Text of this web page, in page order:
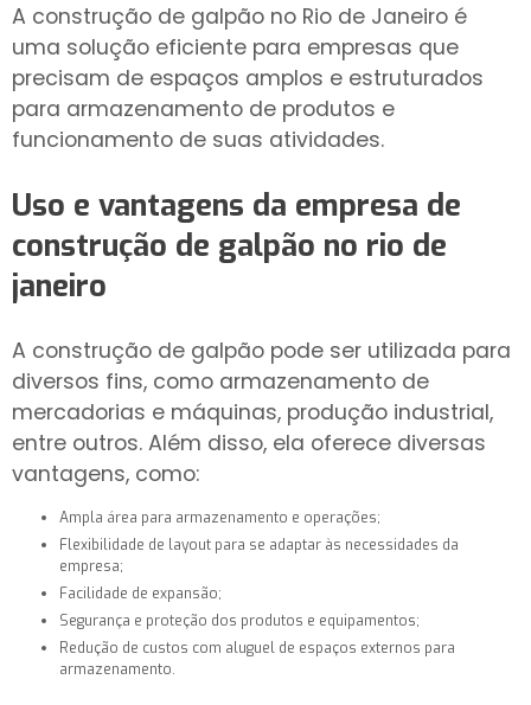
A construção de galpão no Rio de Janeiro é
uma solução eficiente para empresas que
precisam de espaços amplos e estruturados
para armazenamento de produtos e
funcionamento de suas atividades.
Uso e vantagens da empresa de
construção de galpão no rio de
janeiro
A construção de galpão pode ser utilizada para
diversos fins, como armazenamento de
mercadorias e máquinas, produção industrial,
entre outros. Além disso, ela oferece diversas
vantagens, como:
Ampla área para armazenamento e operações;
Flexibilidade de layout para se adaptar às necessidades da
empresa;
Facilidade de expansão;
Segurança e proteção dos produtos e equipamentos;
Redução de custos com aluguel de espaços externos para
armazenamento.